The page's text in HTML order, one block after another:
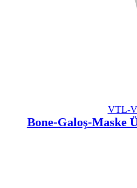
VTL-
Bone-Galoş-Maske